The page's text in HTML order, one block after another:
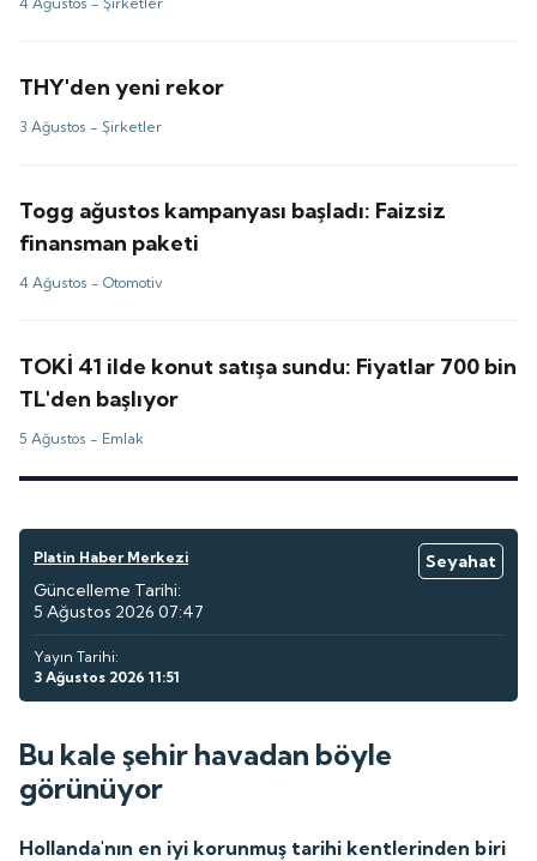
THY'den yeni rekor
3 Ağustos - Şirketler
Togg ağustos kampanyası başladı: Faizsiz
finansman paketi
4 Ağustos -Otomotiv
TOKİ 41 ilde konut satışa sundu: Fiyatlar 700 bin
TL'den başlıyor
5 Ağustos - Emlak
Platin Haber Merkezi
Seyahat
Güncelleme Tarihi:
5 Ağustos 2026 07:47
Yayın Tarihi:
3 Ağustos 2026 11:51
Bu kale şehir havadan böyle
görünüyor
Hollanda'nın en iyi korunmuş tarihi kentlerinden biri